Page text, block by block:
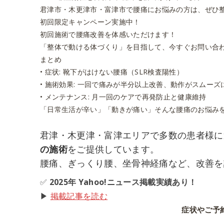
君津市・木更津市・富津市で腰痛にお悩みの方は、ぜひ
初回限定キャンペーン実施中！
初回施術で腰痛改善を体感いただけます！
「整体で動ける体づくり 」を目指して、今すぐお問い合
まとめ
• 症状: 靴下がはけない腰痛（SLR検査陽性）
• 施術効果: 一回で痛みが半分以上改善、動作がスムーズ
• メンテナンス : 月一回のケアで再発防止と健康維持
「日常生活が辛い」「動きが痛い」そんな腰痛のお悩
君津・木更津・富津エリアで多数の患者様
の施術をご提供しています。
腰痛、ぎっくり腰、坐骨神経痛など、改善
✅ 2025年 Yahoo!ニュース掲載実績あり！
▶ 掲載記事を読む
症状やご予